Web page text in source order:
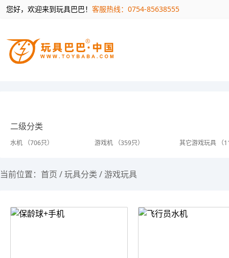
您好，欢迎来到玩具巴巴！ 客服热线：0754-85638555
二级分类
水机 （706只） 游戏机 （359只） 其它游戏玩具 （
当前位置： 首页 /玩具分类 / 游戏玩具